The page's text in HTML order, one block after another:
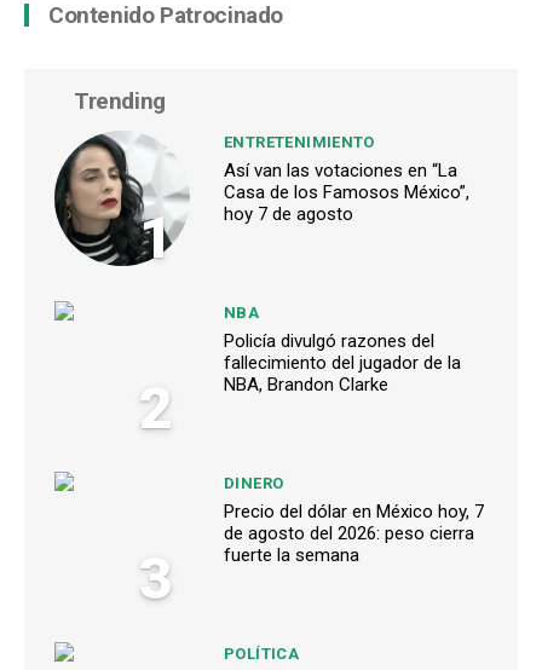
Contenido Patrocinado
Trending
1
ENTRETENIMIENTO
Así van las votaciones en “La
Casa de los Famosos México”,
hoy 7 de agosto
2
NBA
Policía divulgó razones del
fallecimiento del jugador de la
NBA, Brandon Clarke
3
DINERO
Precio del dólar en México hoy, 7
de agosto del 2026: peso cierra
fuerte la semana
POLÍTICA